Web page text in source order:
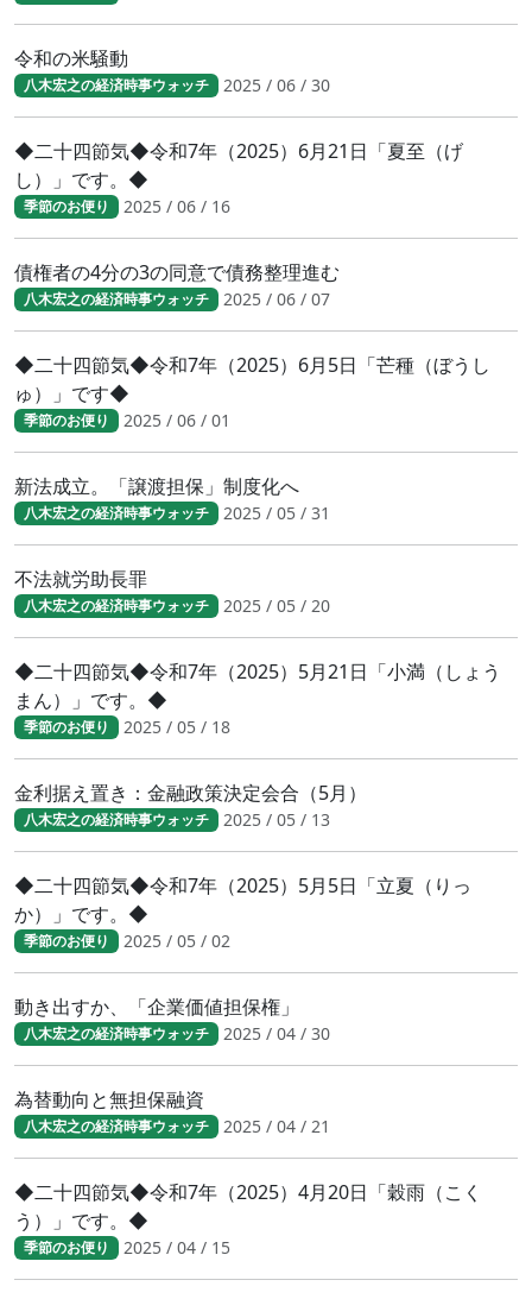
令和の米騒動
八木宏之の経済時事ウォッチ 2025 / 06 / 30
◆二十四節気◆令和7年（2025）6月21日「夏至（げ
し）」です。◆
季節のお便り 2025 / 06 / 16
債権者の4分の3の同意で債務整理進む
八木宏之の経済時事ウォッチ 2025 / 06 / 07
◆二十四節気◆令和7年（2025）6月5日「芒種（ぼうし
ゅ）」です◆
季節のお便り 2025 / 06 / 01
新法成立。「譲渡担保」制度化へ
八木宏之の経済時事ウォッチ 2025 / 05 / 31
不法就労助長罪
八木宏之の経済時事ウォッチ 2025 / 05 / 20
◆二十四節気◆令和7年（2025）5月21日「小満（しょう
まん）」です。◆
季節のお便り 2025 / 05 / 18
金利据え置き：金融政策決定会合（5月）
八木宏之の経済時事ウォッチ 2025 / 05 / 13
◆二十四節気◆令和7年（2025）5月5日「立夏（りっ
か）」です。◆
季節のお便り 2025 / 05 / 02
動き出すか、「企業価値担保権」
八木宏之の経済時事ウォッチ 2025 / 04 / 30
為替動向と無担保融資
八木宏之の経済時事ウォッチ 2025 / 04 / 21
◆二十四節気◆令和7年（2025）4月20日「穀雨（こく
う）」です。◆
季節のお便り 2025 / 04 / 15